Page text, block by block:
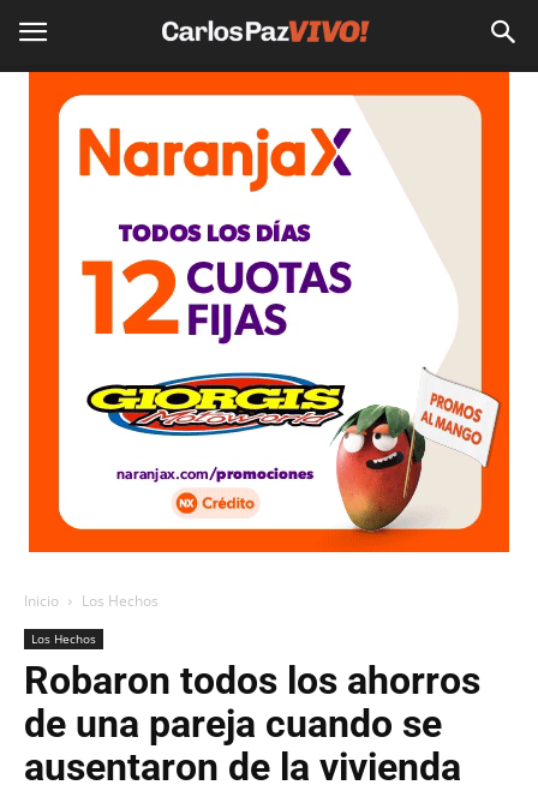
Inicio Los Hechos
Los Hechos
Robaron todos los ahorros
de una pareja cuando se
ausentaron de la vivienda